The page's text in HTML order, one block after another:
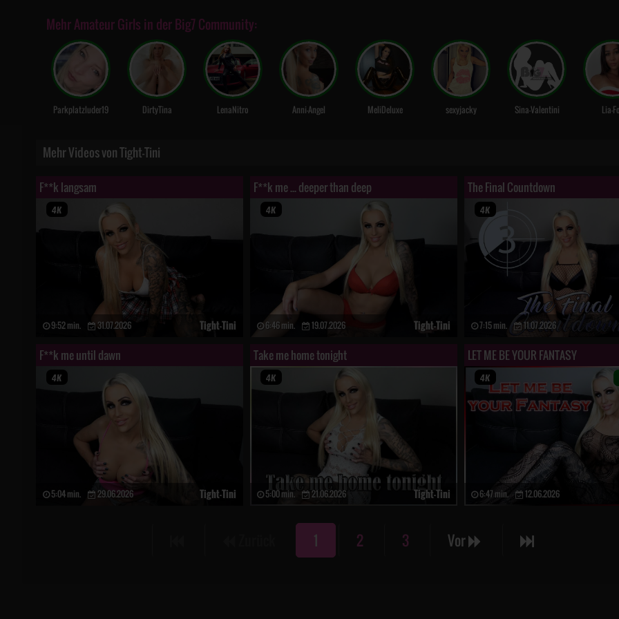
Mehr Amateur Girls in der Big7 Community:
Parkplatzluder19 DirtyTina LenaNitro Anni-Angel MeliDeluxe sexyjacky Sina-Valentini Lia-
Mehr Videos von Tight-Tini
F**k langsam
9:52 min. 31.07.2026 Tight-Tini
F**k me ... deeper than deep
6:46 min. 19.07.2026 Tight-Tini
The Final Countdown
7:15 min. 11.07.2026
F**k me until dawn
5:04 min. 29.06.2026 Tight-Tini
Take me home tonight
5:00 min. 21.06.2026 Tight-Tini
LET ME BE YOUR FANTASY
6:47 min. 12.06.2026
1 2 3 Vor